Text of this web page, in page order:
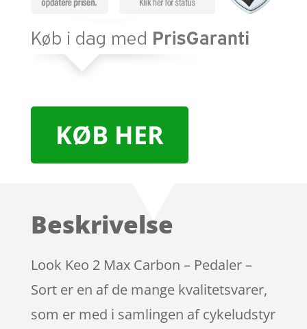
KØB HER
Beskrivelse
Look Keo 2 Max Carbon – Pedaler –
Sort er en af de mange kvalitetsvarer,
som er med i samlingen af cykeludstyr